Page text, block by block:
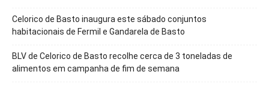
Celorico de Basto inaugura este sábado conjuntos
habitacionais de Fermil e Gandarela de Basto
BLV de Celorico de Basto recolhe cerca de 3 toneladas de
alimentos em campanha de fim de semana